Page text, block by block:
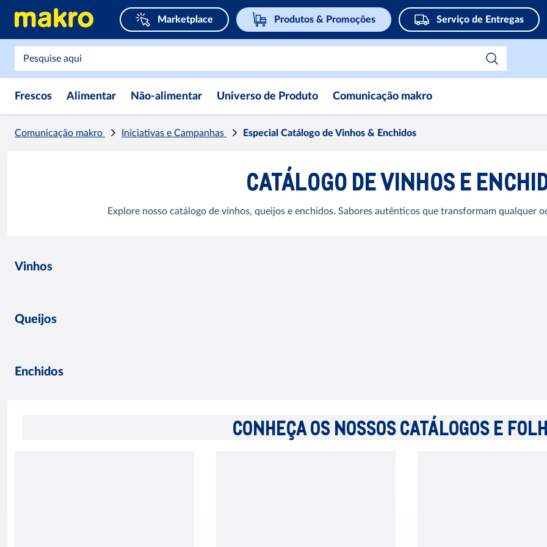
Marketplace Produtos & Promoções Serviço de Entregas
Frescos Alimentar Não-alimentar Universo de Produto Comunicação makro
Comunicação makro Iniciativas e Campanhas Especial Catálogo de Vinhos & Enchidos
CATÁLOGO DE VINHOS E
Explore nosso catálogo de vinhos, queijos e enchidos. Sabores autênticos que transformam qualquer
Vinhos
Queijos
Enchidos
CONHEÇA OS NOSSOS CATÁLOGOS E